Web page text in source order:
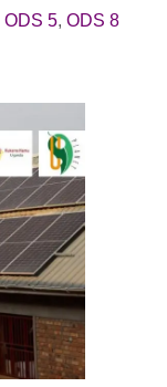
ODS 5, ODS 8